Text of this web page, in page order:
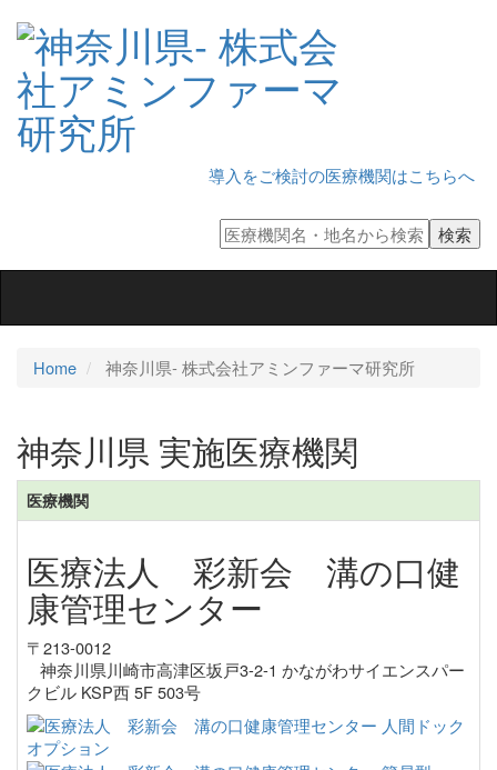
導入をご検討の医療機関はこちらへ
Home 神奈川県‐ 株式会社アミンファーマ研究所
神奈川県 実施医療機関
医療機関
医療法人 彩新会 溝の口健
康管理センター
〒213-0012
神奈川県川崎市高津区坂戸3-2-1 かながわサイエンスパー
クビル KSP西 5F 503号